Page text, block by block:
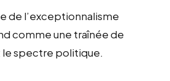
de l’exceptionnalisme
comme une traînée de
spectre politique.